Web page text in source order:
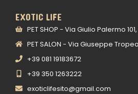
EXOTIC LIFE
PET SHOP - Via Giulio Palermo
PET SALON - Via Giuseppe
+39 081 19183672
+39 350 1263222
exoticlifesito@gmail.com